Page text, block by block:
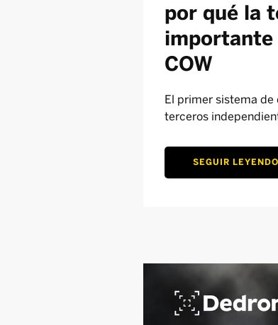
por qué la
importante
COW
El primer sistema de
terceros
SEGUIR LEYENDO